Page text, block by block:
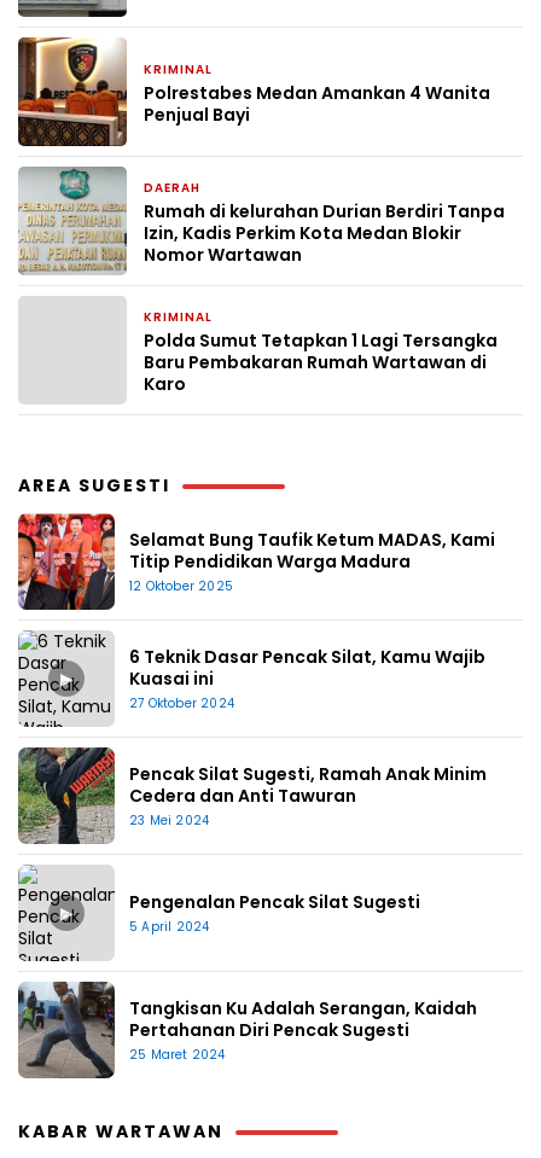
KRIMINAL
Polrestabes Medan Amankan 4 Wanita
Penjual Bayi
DAERAH
Rumah di kelurahan Durian Berdiri Tanpa
Izin, Kadis Perkim Kota Medan Blokir
Nomor Wartawan
KRIMINAL
Polda Sumut Tetapkan 1 Lagi Tersangka
Baru Pembakaran Rumah Wartawan di
Karo
AREA SUGESTI
Selamat Bung Taufik Ketum MADAS, Kami
Titip Pendidikan Warga Madura
12 Oktober 2025
▶
6 Teknik Dasar Pencak Silat, Kamu Wajib
Kuasai ini
27 Oktober 2024
Pencak Silat Sugesti, Ramah Anak Minim
Cedera dan Anti Tawuran
23 Mei 2024
▶ Pengenalan Pencak Silat Sugesti
5 April 2024
Tangkisan Ku Adalah Serangan, Kaidah
Pertahanan Diri Pencak Sugesti
25 Maret 2024
KABAR WARTAWAN